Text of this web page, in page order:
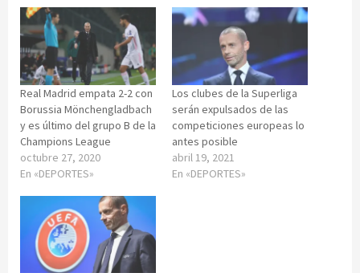
Real Madrid empata 2-2 con
Borussia Mönchengladbach
y es último del grupo B de la
Champions League
octubre 27, 2020
En «DEPORTES»
Los clubes de la Superliga
serán expulsados de las
competiciones europeas lo
antes posible
abril 19, 2021
En «DEPORTES»